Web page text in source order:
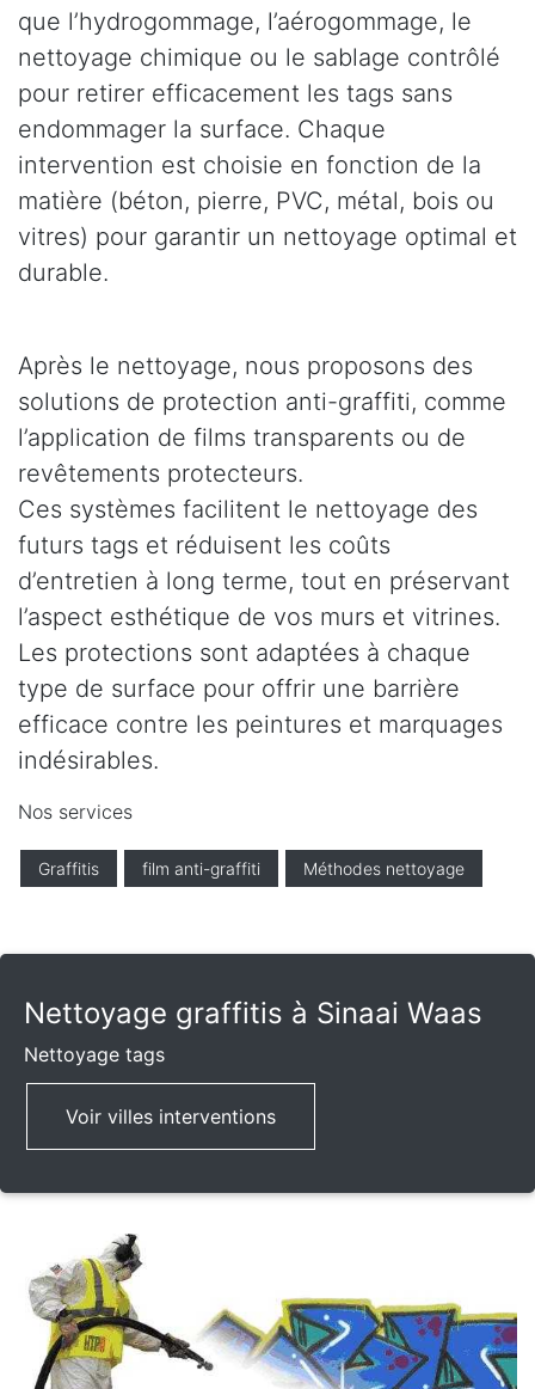
que l’hydrogommage, l’aérogommage, le
nettoyage chimique ou le sablage contrôlé
pour retirer efficacement les tags sans
endommager la surface. Chaque
intervention est choisie en fonction de la
matière (béton, pierre, PVC, métal, bois ou
vitres) pour garantir un nettoyage optimal et
durable.
Après le nettoyage, nous proposons des
solutions de protection anti-graffiti, comme
l’application de films transparents ou de
revêtements protecteurs.
Ces systèmes facilitent le nettoyage des
futurs tags et réduisent les coûts
d’entretien à long terme, tout en préservant
l’aspect esthétique de vos murs et vitrines.
Les protections sont adaptées à chaque
type de surface pour offrir une barrière
efficace contre les peintures et marquages
indésirables.
Nos services
Graffitis film anti-graffiti Méthodes nettoyage
Nettoyage graffitis à Sinaai Waas
Nettoyage tags
Voir villes interventions